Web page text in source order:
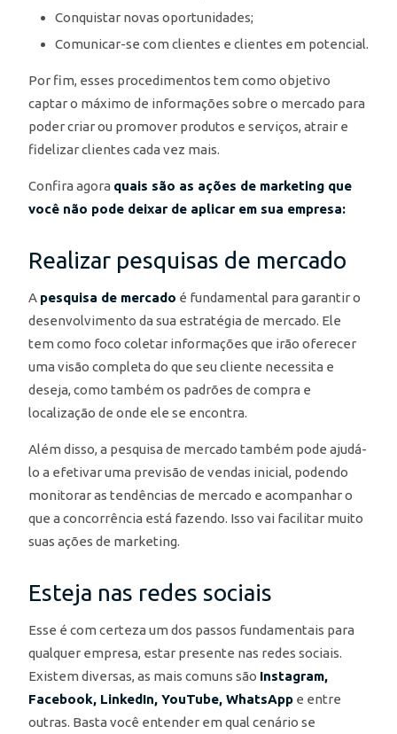
Conquistar novas oportunidades;
Comunicar-se com clientes e clientes em potencial.
Por fim, esses procedimentos tem como objetivo
captar o máximo de informações sobre o mercado para
poder criar ou promover produtos e serviços, atrair e
fidelizar clientes cada vez mais.
Confira agora quais são as ações de marketing que
você não pode deixar de aplicar em sua empresa:
Realizar pesquisas de mercado
A pesquisa de mercado é fundamental para garantir o
desenvolvimento da sua estratégia de mercado. Ele
tem como foco coletar informações que irão oferecer
uma visão completa do que seu cliente necessita e
deseja, como também os padrões de compra e
localização de onde ele se encontra.
Além disso, a pesquisa de mercado também pode ajudá-
lo a efetivar uma previsão de vendas inicial, podendo
monitorar as tendências de mercado e acompanhar o
que a concorrência está fazendo. Isso vai facilitar muito
suas ações de marketing.
Esteja nas redes sociais
Esse é com certeza um dos passos fundamentais para
qualquer empresa, estar presente nas redes sociais.
Existem diversas, as mais comuns são Instagram,
Facebook, LinkedIn, YouTube, WhatsApp e entre
outras. Basta você entender em qual cenário se